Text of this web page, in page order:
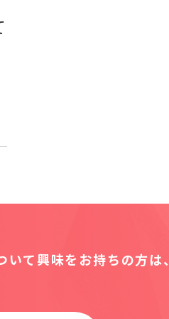
いて興味をお持ちの方は、